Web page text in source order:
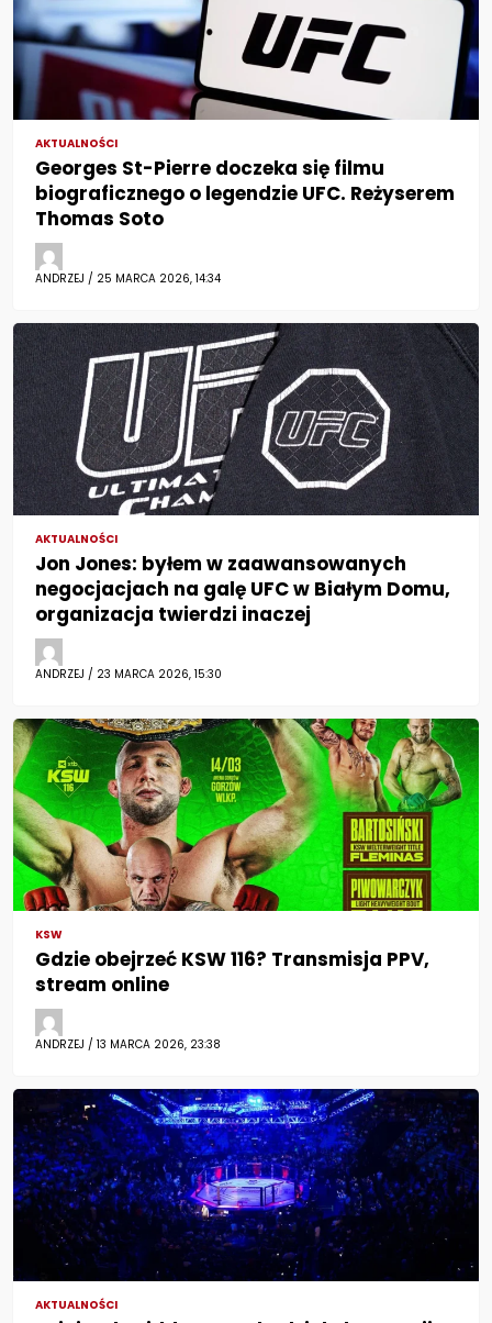
AKTUALNOŚCI
Georges St-Pierre doczeka się filmu
biograficznego o legendzie UFC. Reżyserem
Thomas Soto
ANDRZEJ / 25 MARCA 2026, 14:34
AKTUALNOŚCI
Jon Jones: byłem w zaawansowanych
negocjacjach na galę UFC w Białym Domu,
organizacja twierdzi inaczej
ANDRZEJ / 23 MARCA 2026, 15:30
KSW
Gdzie obejrzeć KSW 116? Transmisja PPV,
stream online
ANDRZEJ / 13 MARCA 2026, 23:38
AKTUALNOŚCI